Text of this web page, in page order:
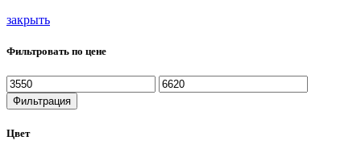
закрыть
Фильтровать по цене
Минимальная
цена
Максимальная
цена
Фильтрация
Цвет